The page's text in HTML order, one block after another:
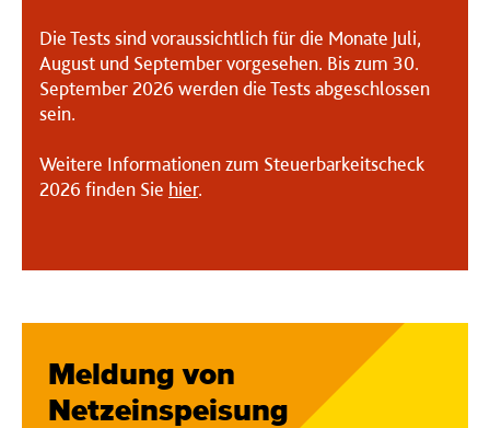
Die Tests sind voraussichtlich für die Monate Juli,
August und September vorgesehen. Bis zum 30.
September 2026 werden die Tests abgeschlossen
sein.
Weitere Informationen zum Steuerbarkeitscheck
2026 finden Sie hier.
Meldung von
Netzeinspeisung